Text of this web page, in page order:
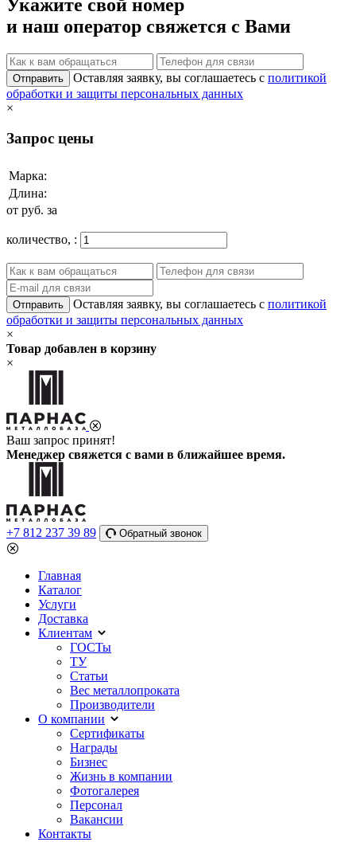
Укажите свой номер
и наш оператор свяжется с Вами
Отправить Оставляя заявку, вы соглашаетесь с политикой
обработки и защиты персональных данных
×
Запрос цены
Марка:
Длина:
от руб. за
количество, :
Отправить Оставляя заявку, вы соглашаетесь с политикой
обработки и защиты персональных данных
×
Товар добавлен в корзину
×
Ваш запрос принят!
Менеджер свяжется с вами в ближайшее время.
+7 812 237 39 89 Обратный звонок
Главная
Каталог
Услуги
Доставка
Клиентам
ГОСТы
ТУ
Статьи
Вес металлопроката
Производители
О компании
Сертификаты
Награды
Бизнес
Жизнь в компании
Фотогалерея
Персонал
Вакансии
Контакты